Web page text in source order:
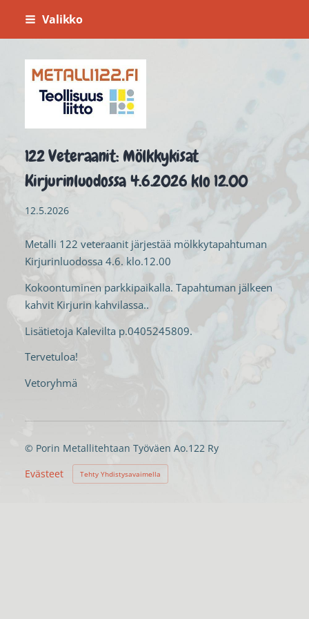
Siirry
Valikko
Metalli 122
122 Veteraanit: Mölkkykisat
Kirjurinluodossa 4.6.2026 klo 12.00
12.5.2026
Metalli 122 veteraanit järjestää mölkkytapahtuman
Kirjurinluodossa 4.6. klo.12.00
Kokoontuminen parkkipaikalla. Tapahtuman jälkeen
kahvit Kirjurin kahvilassa..
Lisätietoja Kalevilta p.0405245809.
Tervetuloa!
Vetoryhmä
© Porin Metallitehtaan Työväen Ao.122 Ry
Evästeet
Tehty Yhdistysavaimella